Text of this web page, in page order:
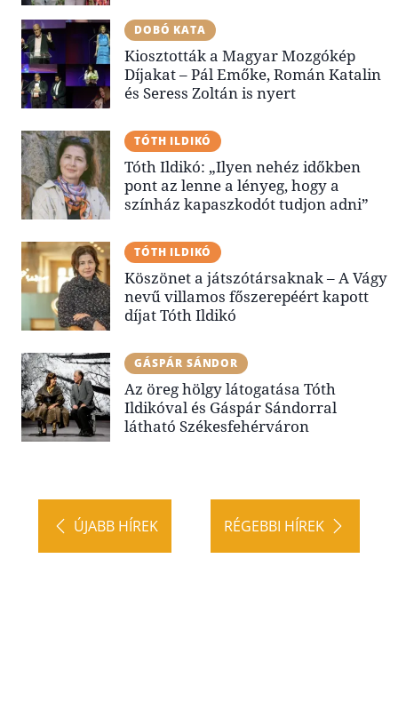
DOBÓ KATA
Kiosztották a Magyar Mozgókép
Díjakat – Pál Emőke, Román Katalin
és Seress Zoltán is nyert
TÓTH ILDIKÓ
Tóth Ildikó: „Ilyen nehéz időkben
pont az lenne a lényeg, hogy a
színház kapaszkodót tudjon adni”
TÓTH ILDIKÓ
Köszönet a játszótársaknak – A Vágy
nevű villamos főszerepéért kapott
díjat Tóth Ildikó
GÁSPÁR SÁNDOR
Az öreg hölgy látogatása Tóth
Ildikóval és Gáspár Sándorral
látható Székesfehérváron
ÚJABB HÍREK RÉGEBBI HÍREK